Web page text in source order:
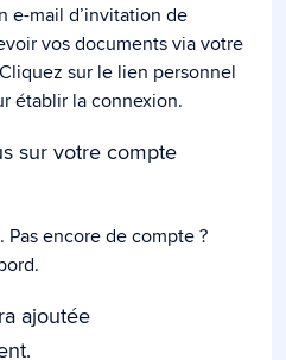
e-mail d’invitation de
vos documents via votre
sur le lien personnel
établir la connexion.
sur votre compte
encore de compte ?
ajoutée